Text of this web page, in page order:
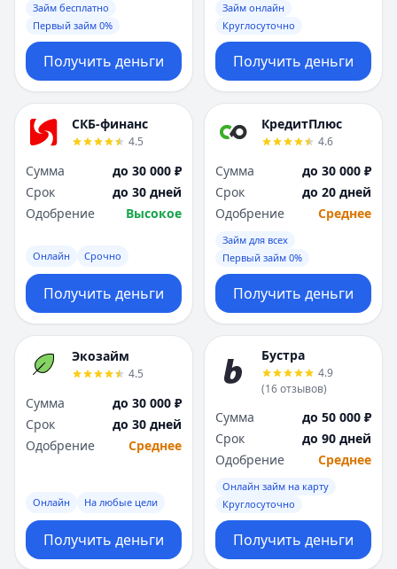
Займ бесплатно
Первый займ 0%
Получить деньги
Займ онлайн
Круглосуточно
Получить деньги
СКБ-финанс
4.5
Сумма
до 30 000 ₽
Срок
до 30 дней
Одобрение
Высокое
Онлайн Срочно
Получить деньги
КредитПлюс
4.6
Сумма
до 30 000 ₽
Срок
до 20 дней
Одобрение
Среднее
Займ для всех
Первый займ 0%
Получить деньги
Экозайм
4.5
Сумма
до 30 000 ₽
Срок
до 30 дней
Одобрение
Среднее
Онлайн На любые цели
Получить деньги
Бустра
4.9
(16отзывов)
Сумма
до 50 000 ₽
Срок
до 90 дней
Одобрение
Среднее
Онлайн займ на карту
Круглосуточно
Получить деньги